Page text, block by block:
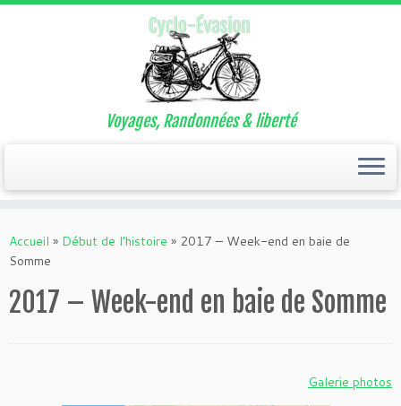
au
contenu
Voyages, Randonnées & liberté
Accueil » Début de l’histoire » 2017 – Week-end en baie de
Somme
2017 – Week-end en baie de Somme
Galerie photos